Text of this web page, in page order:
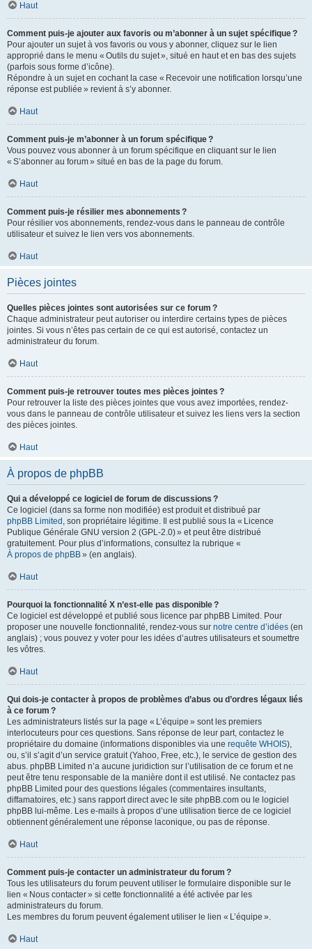
Haut
Comment puis-je ajouter aux favoris ou m’abonner à un sujet spécifique ?
Pour ajouter un sujet à vos favoris ou vous y abonner, cliquez sur le lien
approprié dans le menu « Outils du sujet », situé en haut et en bas des sujets
(parfois sous forme d’icône).
Répondre à un sujet en cochant la case « Recevoir une notification lorsqu’une
réponse est publiée » revient à s’y abonner.
Haut
Comment puis-je m’abonner à un forum spécifique ?
Vous pouvez vous abonner à un forum spécifique en cliquant sur le lien
« S’abonner au forum » situé en bas de la page du forum.
Haut
Comment puis-je résilier mes abonnements ?
Pour résilier vos abonnements, rendez-vous dans le panneau de contrôle
utilisateur et suivez le lien vers vos abonnements.
Haut
Pièces jointes
Quelles pièces jointes sont autorisées sur ce forum ?
Chaque administrateur peut autoriser ou interdire certains types de pièces
jointes. Si vous n’êtes pas certain de ce qui est autorisé, contactez un
administrateur du forum.
Haut
Comment puis-je retrouver toutes mes pièces jointes ?
Pour retrouver la liste des pièces jointes que vous avez importées, rendez-
vous dans le panneau de contrôle utilisateur et suivez les liens vers la section
des pièces jointes.
Haut
À propos de phpBB
Qui a développé ce logiciel de forum de discussions ?
Ce logiciel (dans sa forme non modifiée) est produit et distribué par
phpBB Limited , son propriétaire légitime. Il est publié sous la « Licence
Publique Générale GNU version 2 (GPL-2.0) » et peut être distribué
gratuitement. Pour plus d’informations, consultez la rubrique «
À propos de phpBB» (en anglais).
Haut
Pourquoi la fonctionnalité X n’est-elle pas disponible ?
Ce logiciel est développé et publié sous licence par phpBB Limited. Pour
proposer une nouvelle fonctionnalité, rendez-vous sur notre centre d’idées (en
anglais) ; vous pouvez y voter pour les idées d’autres utilisateurs et soumettre
les vôtres.
Haut
Qui dois-je contacter à propos de problèmes d’abus ou d’ordres légaux liés
à ce forum ?
Les administrateurs listés sur la page « L’équipe » sont les premiers
interlocuteurs pour ces questions. Sans réponse de leur part, contactez le
propriétaire du domaine (informations disponibles via une requête WHOIS),
ou, s’il s’agit d’un service gratuit (Yahoo, Free, etc.), le service de gestion des
abus. phpBB Limited n’a aucune juridiction sur l’utilisation de ce forum et ne
peut être tenu responsable de la manière dont il est utilisé. Ne contactez pas
phpBB Limited pour des questions légales (commentaires insultants,
diffamatoires, etc.) sans rapport direct avec le site phpBB.com ou le logiciel
phpBB lui-même. Les e-mails à propos d’une utilisation tierce de ce logiciel
obtiennent généralement une réponse laconique, ou pas de réponse.
Haut
Comment puis-je contacter un administrateur du forum ?
Tous les utilisateurs du forum peuvent utiliser le formulaire disponible sur le
lien « Nous contacter » si cette fonctionnalité a été activée par les
administrateurs du forum.
Les membres du forum peuvent également utiliser le lien « L’équipe ».
Haut